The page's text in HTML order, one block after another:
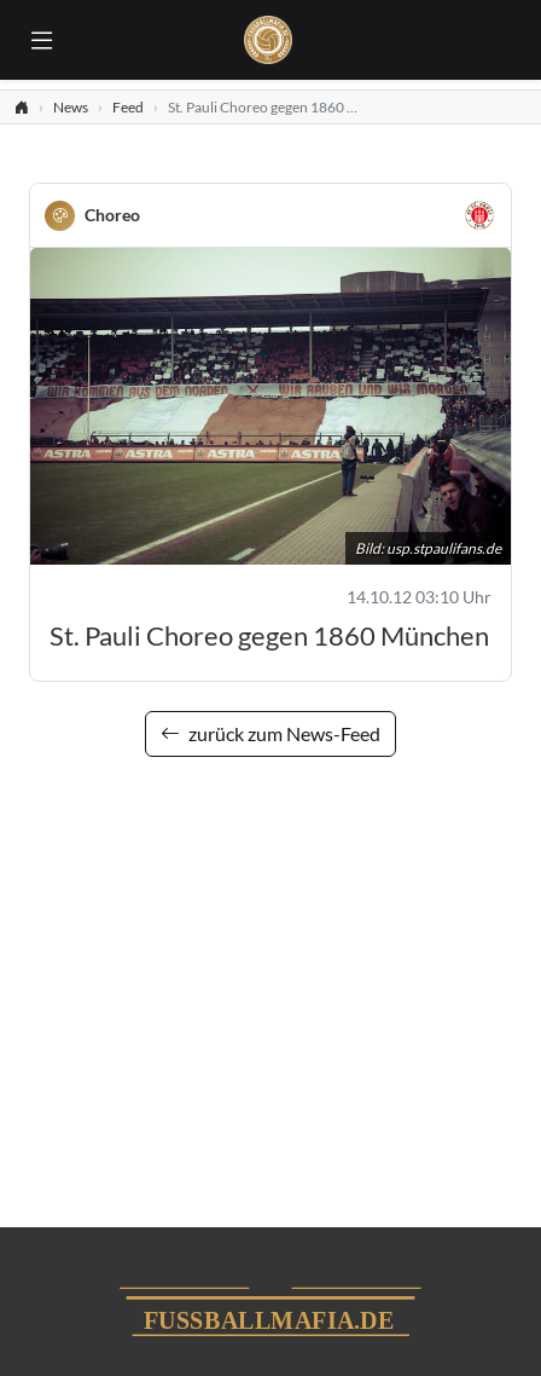
News Feed St. Pauli Choreo gegen 1860 München
Choreo
Bild:usp.stpaulifans.de
14.10.12 03:10 Uhr
St. Pauli Choreo gegen 1860 München
zurück zum News-Feed